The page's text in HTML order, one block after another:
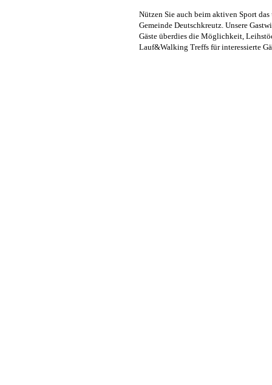
Nützen Sie auch beim aktiven Sport
Gemeinde Deutschkreutz. Unsere
Gäste überdies die Möglichkeit,
Lauf&Walking Treffs für interessierte